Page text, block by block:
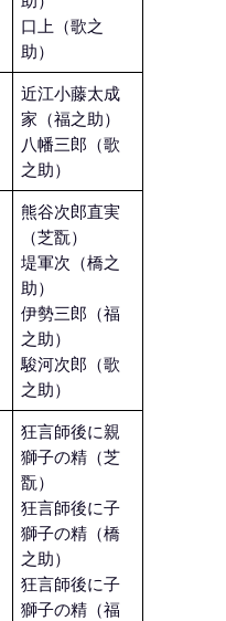
口上（歌之
助）
近江小藤太成
家（福之助）
八幡三郎（歌
之助）
熊谷次郎直実
（芝翫）
堤軍次（橋之
助）
伊勢三郎（福
之助）
駿河次郎（歌
之助）
狂言師後に親
獅子の精（芝
翫）
狂言師後に子
獅子の精（橋
之助）
狂言師後に子
獅子の精（福